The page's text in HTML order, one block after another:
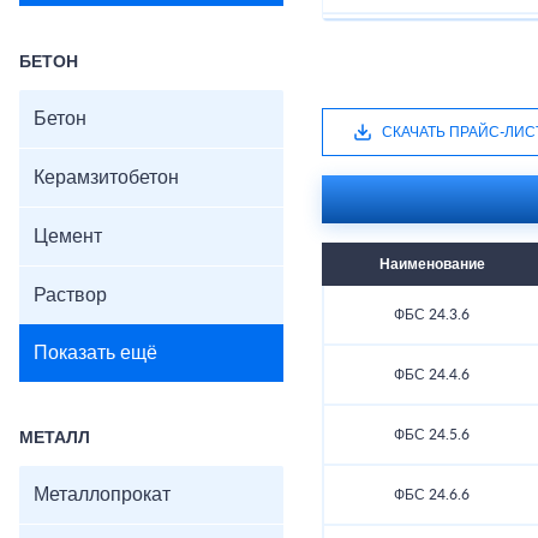
БЕТОН
Бетон
Керамзитобетон
Цемент
Раствор
Показать ещё
МЕТАЛЛ
Металлопрокат
СКАЧАТЬ ПРАЙС-
Наименование
ФБС 24.3.6
ФБС 24.4.6
ФБС 24.5.6
ФБС 24.6.6